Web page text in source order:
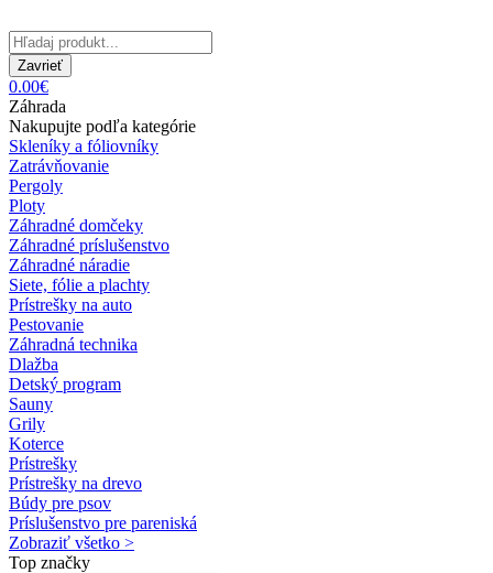
Zavrieť
0.00€
Záhrada
Nakupujte podľa kategórie
Skleníky a fóliovníky
Zatrávňovanie
Pergoly
Ploty
Záhradné domčeky
Záhradné príslušenstvo
Záhradné náradie
Siete, fólie a plachty
Prístrešky na auto
Pestovanie
Záhradná technika
Dlažba
Detský program
Sauny
Grily
Koterce
Prístrešky
Prístrešky na drevo
Búdy pre psov
Príslušenstvo pre pareniská
Zobraziť všetko >
Top značky